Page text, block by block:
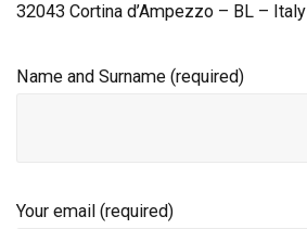
32043 Cortina d’Ampezzo – BL – Italy
Name and Surname (required)
Your email (required)